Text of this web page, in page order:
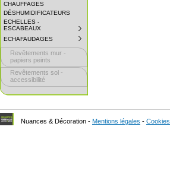
CHAUFFAGES
DÉSHUMIDIFICATEURS
ECHELLES -
ESCABEAUX
COLLAPSED.
CLICK
TO
EXPAND
ECHAFAUDAGES
COLLAPSED.
CLICK
EXPAND
SUBMENU.
Revêtements mur -
papiers peints
Revêtements sol -
accessibilité
Nuances & Décoration - Mentions légales - Cookies